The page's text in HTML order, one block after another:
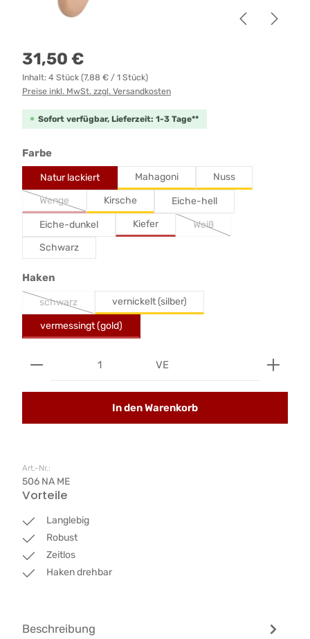
Regulärer Preis:
31,50 €
Inhalt: 4 Stück (7,88 € / 1 Stück)
Preise inkl. MwSt. zzgl. Versandkosten
Sofort verfügbar, Lieferzeit: 1-3 Tage**
Farbeauswählen
Natur lackiert Mahagoni
Nuss
Wenge
Kirsche
Eiche-hell
Eiche-dunkel
Kiefer
Weiß
Schwarz
Haken
schwarz vernickelt (silber)
vermessingt (gold)
Produkt Anzahl: Gib den gewünschten Wert
VE
In den Warenkorb
Art.-Nr.:
506 NA ME
Vorteile
Langlebig
Robust
Zeitlos
Haken drehbar
Beschreibung